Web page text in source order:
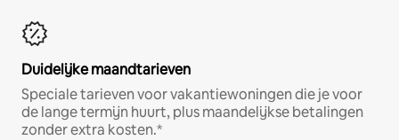
Duidelijke maandtarieven
Speciale tarieven voor vakantiewoningen die je voor
de lange termijn huurt, plus maandelijkse betalingen
zonder extra kosten.*